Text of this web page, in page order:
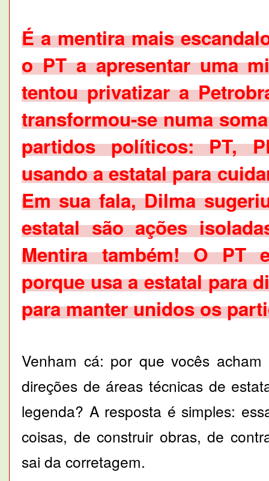
É a mentira mais
o PT a apresentar uma
tentou privatizar a
transformou-se numa
partidos políticos: PT,
usando a estatal para
Em sua fala, Dilma
estatal são ações
Mentira também! O PT
porque usa a estatal para
para manter unidos os
Venham cá: por que vocês
direções de áreas técnicas de
legenda? A resposta é simples:
coisas, de construir obras, de
sai da corretagem.